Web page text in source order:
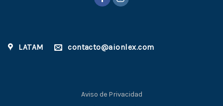
LATAM contacto@aionlex.com
Aviso de Privacidad